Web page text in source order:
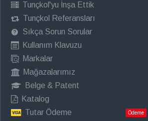
Tunçkol'yu İnşa Ettik
Tunçkol Referansları
Sıkça Sorun Sorular
Kullanım Klavuzu
Markalar
Mağazalarımız
Belge & Patent
Katalog
Tutar Ödeme
Ödeme